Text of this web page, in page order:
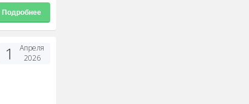
Подробнее
1
Апреля
2026